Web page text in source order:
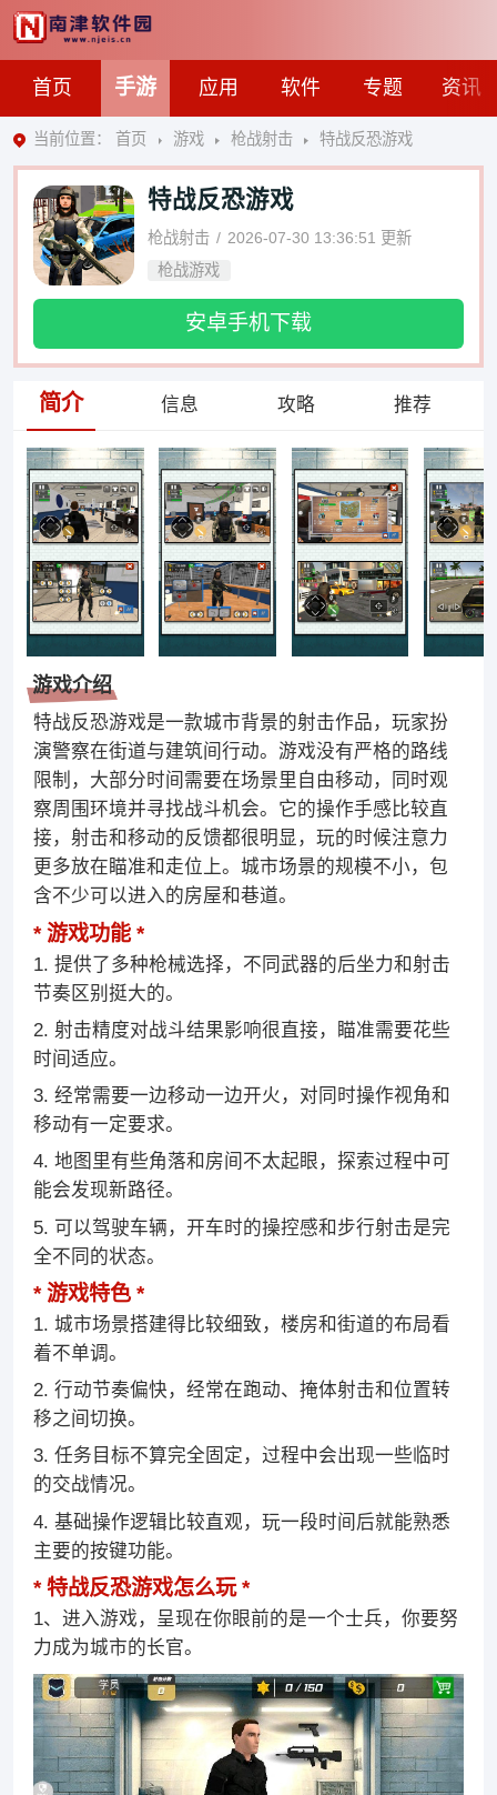
首页 手游 应用 软件 专题 资讯
当前位置： 首页 游戏 枪战射击 特战反恐游戏
特战反恐游戏
枪战射击 2026-07-30 13:36:51 更新
枪战游戏
安卓手机下载
简介 信息 攻略 推荐
游戏介绍
特战反恐游戏是一款城市背景的射击作品，玩家扮
演警察在街道与建筑间行动。游戏没有严格的路线
限制，大部分时间需要在场景里自由移动，同时观
察周围环境并寻找战斗机会。它的操作手感比较直
接，射击和移动的反馈都很明显，玩的时候注意力
更多放在瞄准和走位上。城市场景的规模不小，包
含不少可以进入的房屋和巷道。
游戏功能
1. 提供了多种枪械选择，不同武器的后坐力和射击
节奏区别挺大的。
2. 射击精度对战斗结果影响很直接，瞄准需要花些
时间适应。
3. 经常需要一边移动一边开火，对同时操作视角和
移动有一定要求。
4. 地图里有些角落和房间不太起眼，探索过程中可
能会发现新路径。
5. 可以驾驶车辆，开车时的操控感和步行射击是完
全不同的状态。
游戏特色
1. 城市场景搭建得比较细致，楼房和街道的布局看
着不单调。
2. 行动节奏偏快，经常在跑动、掩体射击和位置转
移之间切换。
3. 任务目标不算完全固定，过程中会出现一些临时
的交战情况。
4. 基础操作逻辑比较直观，玩一段时间后就能熟悉
主要的按键功能。
特战反恐游戏怎么玩
1、进入游戏，呈现在你眼前的是一个士兵，你要努
力成为城市的长官。